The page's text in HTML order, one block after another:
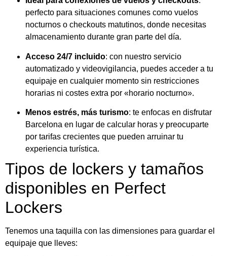
perfecto para situaciones comunes como vuelos
nocturnos o checkouts matutinos, donde necesitas
almacenamiento durante gran parte del día.
Acceso 24/7 incluido: con nuestro servicio
automatizado y videovigilancia, puedes acceder a tu
equipaje en cualquier momento sin restricciones
horarias ni costes extra por «horario nocturno».
Menos estrés, más turismo: te enfocas en disfrutar
Barcelona en lugar de calcular horas y preocuparte
por tarifas crecientes que pueden arruinar tu
experiencia turística.
Tipos de lockers y tamaños
disponibles en Perfect
Lockers
Tenemos una taquilla con las dimensiones para guardar el
equipaje que lleves: